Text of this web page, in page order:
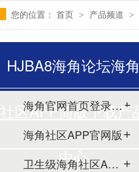
您的位置： 首页 > 产品频道 >
HJBA8海角论坛海角
社区APP简版下载产品
中心
海角官网首页登录入口
海角社区APP官网版
卫生级海角社区APP简版下载